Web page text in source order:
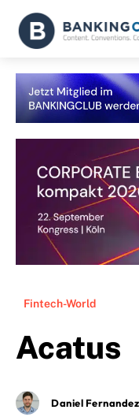
Fintech-World
Acatus
Daniel Fernandez